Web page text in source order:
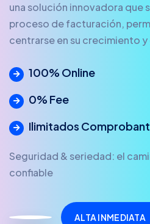
una solución innovadora que
proceso de facturación,
centrarse en su crecimiento
100% Online
0% Fee
Ilimitados
Seguridad & seriedad: el
confiable
ALTA INMEDIATA